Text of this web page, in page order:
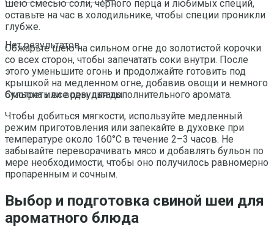
Нет результатов
Смотреть все результаты
шею смесью соли, черного перца и любимых специй,
оставьте на час в холодильнике, чтобы специи проникли
глубже.
Обжарьте шею на сильном огне до золотистой корочки
со всех сторон, чтобы запечатать соки внутри. После
этого уменьшите огонь и продолжайте готовить под
крышкой на медленном огне, добавив овощи и немного
бульона или воды для дополнительного аромата.
Чтобы добиться мягкости, используйте медленный
режим приготовления или запекайте в духовке при
температуре около 160°С в течение 2–3 часов. Не
забывайте переворачивать мясо и добавлять бульон по
мере необходимости, чтобы оно получилось равномерно
пропаренным и сочным.
Выбор и подготовка свиной шеи для
ароматного блюда